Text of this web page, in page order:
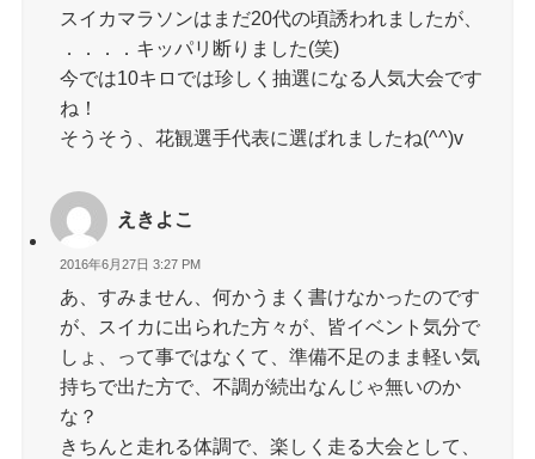
スイカマラソンはまだ20代の頃誘われましたが、
．．．．キッパリ断りました(笑)
今では10キロでは珍しく抽選になる人気大会です
ね！
そうそう、花観選手代表に選ばれましたね(^^)v
えきよこ
2016年6月27日 3:27 PM
あ、すみません、何かうまく書けなかったのです
が、スイカに出られた方々が、皆イベント気分で
しょ、って事ではなくて、準備不足のまま軽い気
持ちで出た方で、不調が続出なんじゃ無いのか
な？
きちんと走れる体調で、楽しく走る大会として、